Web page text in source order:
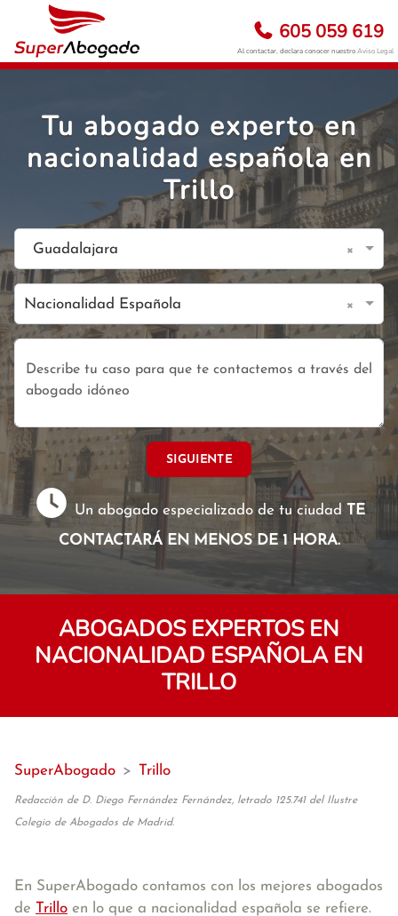
605 059 619
Al contactar, declara conocer nuestroAviso Legal
Tu abogado experto en
nacionalidad española en
Trillo
Guadalajara ×
Nacionalidad Española ×
SIGUIENTE
Un abogado especializado de tu ciudad TE
CONTACTARÁ EN MENOS DE 1 HORA.
ABOGADOS EXPERTOS EN
NACIONALIDAD ESPAÑOLA EN
TRILLO
SuperAbogado > Trillo
Redacción de D. Diego Fernández Fernández, letrado 125.741 del Ilustre
Colegio de Abogados de Madrid.
En SuperAbogado contamos con los mejores abogados
de Trillo en lo que a nacionalidad española se refiere.